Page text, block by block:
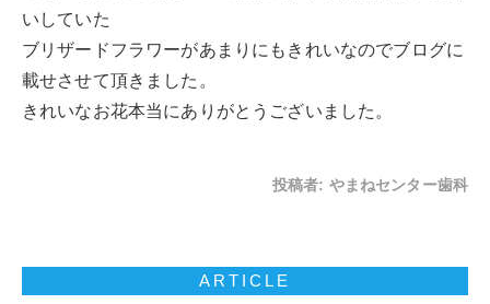
いしていた
ブリザードフラワーがあまりにもきれいなのでブログに
載せさせて頂きました。
きれいなお花本当にありがとうございました。
投稿者: やまねセンター歯科
ARTICLE